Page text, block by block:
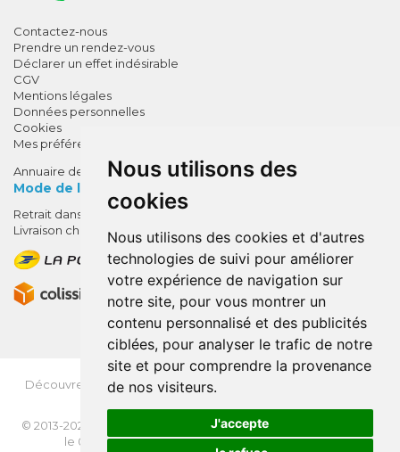
Nous utilisons des
cookies
Nous utilisons des cookies et d'autres
technologies de suivi pour améliorer
votre expérience de navigation sur
notre site, pour vous montrer un
contenu personnalisé et des publicités
ciblées, pour analyser le trafic de notre
site et pour comprendre la provenance
de nos visiteurs.
J'accepte
Contactez-nous
Prendre un rendez-vous
Déclarer un effet indésirable
CGV
Mentions légales
Données personnelles
Cookies
Mes préférences Cookies
Annuaire des pharmacies
Mode de livraison
Retrait dans la pharmacie
Livraison chez vous
Découvrez OrdoFlash.fr (MonOrdo.fr)
© 2013-2026
- Tous droits réservés - Page mise à jour
le 03/08/2026 -Apotekisto, pharmacie en ligne
SUR VOTRE 1ÈRE COMMANDE*
AVEC LE CODE
BIENVENUE10
* sans minimum d'achat , hors
médicaments et produits en offre,
utilisez le code au moment de la
validation du panier afin que la